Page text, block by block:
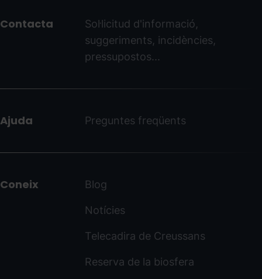
-
ordinoarcalis.com
Contacta
Sol·licitud d'informació,
suggeriments, incidències,
pressupostos...
Ajuda Preguntes freqüents
Coneix Blog
Notícies
Telecadira de Creussans
Reserva de la biosfera